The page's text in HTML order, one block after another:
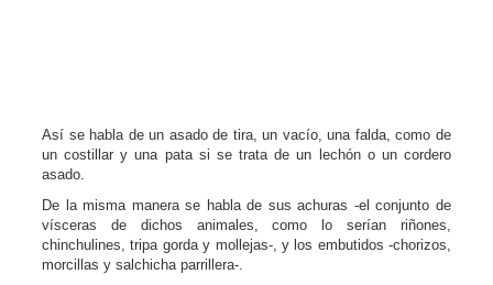
Así se habla de un asado de tira, un vacío, una falda, como de
un costillar y una pata si se trata de un lechón o un cordero
asado.
De la misma manera se habla de sus achuras -el conjunto de
vísceras de dichos animales, como lo serían riñones,
chinchulines, tripa gorda y mollejas-, y los embutidos -chorizos,
morcillas y salchicha parrillera-.